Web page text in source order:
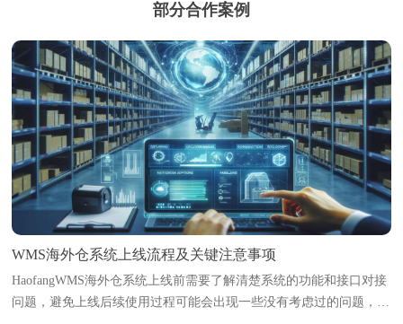
部分合作案例
WMS海外仓系统上线流程及关键注意事项
HaofangWMS海外仓系统上线前需要了解清楚系统的功能和接口对接
问题，避免上线后续使用过程可能会出现一些没有考虑过的问题，导